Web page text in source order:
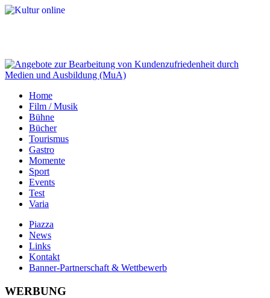
Home
Film / Musik
Bühne
Bücher
Tourismus
Gastro
Momente
Sport
Events
Test
Varia
Piazza
News
Links
Kontakt
Banner-Partnerschaft & Wettbewerb
WERBUNG